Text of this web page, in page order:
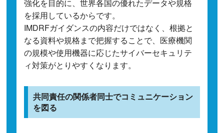
強化を目的に、世界各国の優れたデータや規格
を採用しているからです。
IMDRFガイダンスの内容だけではなく、根拠と
なる資料や規格まで把握することで、医療機関
の規模や使用機器に応じたサイバーセキュリテ
ィ対策がとりやすくなります。
共同責任の関係者同士でコミュニケーション
を図る